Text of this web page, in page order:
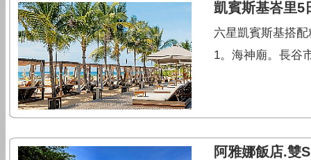
凱賓斯基峇里5
六星凱賓斯基搭
1。海神廟。長谷
阿雅娜飯店.雙